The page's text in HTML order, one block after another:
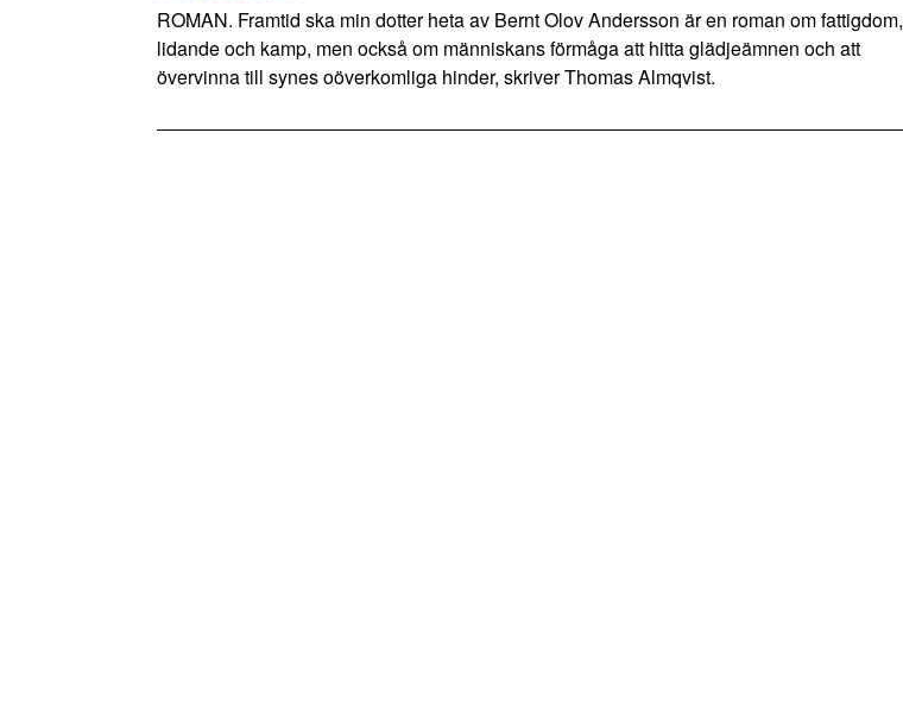
ROMAN. Framtid ska min dotter heta av Bernt Olov Andersson är en roman om fattigdom,
lidande och kamp, men också om människans förmåga att hitta glädjeämnen och att
övervinna till synes oöverkomliga hinder, skriver Thomas Almqvist.